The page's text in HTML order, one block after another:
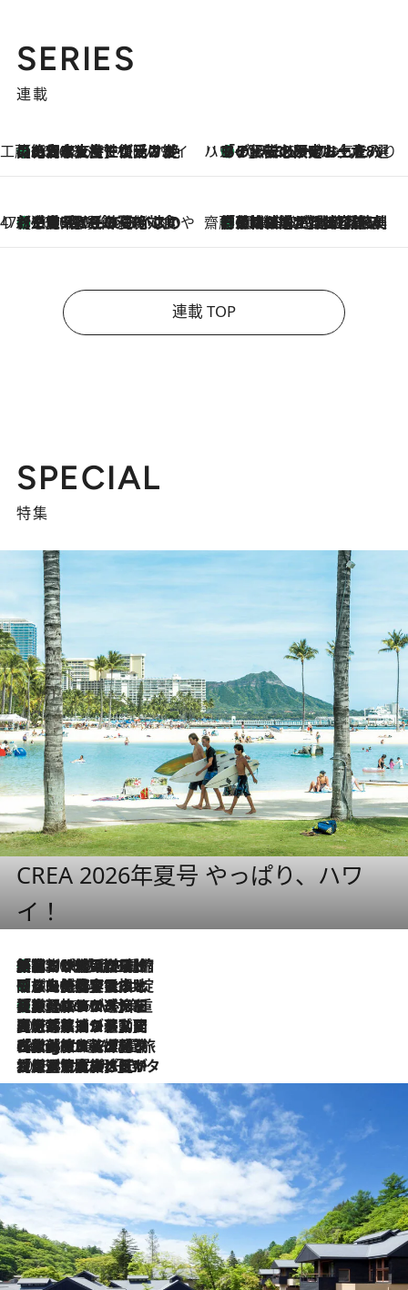
SERIES
連載
工藤まやのおもてなしハワイ
2026.8.6
【ハワイ土産】ローカルの絶大な支持で復活！ 絶品の幻クッキー《元ファンの日本人女性が受け継いだ名店》 ハワイ賢者 リサのお気に入りリスト2026.8.6
あの伝説の限定トートも！ リニューアルした「ディーン＆デルーカ ハワイ」で必須のお土産8選
47都道府県の手みやげ ひんやりスイーツで夏を満喫
2026.8.6
【三重県】この夏絶対食べたい 冷やしておいしいおやつ3選 お餅×アイスの新感覚スイーツ 齋藤 薫 美容脳ルネサンス
2026.8.6
「荷物が増えるほど旅ストレスは増す」美容ジャーナリストがたどり着いた最終結論。“化粧品を劇的に減らす”感動の凝縮美容とは
連載 TOP
SPECIAL
特集
CREA 2026年夏号 やっぱり、ハワ
イ！
2026.8.6
「荷物が増えるほど旅ストレスは増す」美容ジャーナリストがたどり着いた最終結論。“化粧品を劇的に減らす”感動の凝縮美容とは
2026.8.6
「旅先には金髪ウィッグを持参」日本と同じメイクでは損してる!? 美容ジャーナリストが提案する“掟破りの旅美容”とは
2026.8.6
【厳選旅コスメ】「身軽さ＆UV対策重視！」ヘアアーティストshucoが選んだ夏旅ベストコスメを発表【Mサイズジップ】
2026.8.5
【厳選旅コスメ】国内をあちこち移動する河井菜摘が選んだ夏旅ベストコスメ発表！「リラックスアイテムはマスト」【Mサイズジップ】
2026.8.4
【厳選旅コスメ】「紫外線＆乾燥対策しながらメイク感も！」ヘア＆メイクGeorgeが選んだ夏旅ベストコスメを発表！【Mサイズジップ】
2026.8.3
【厳選旅コスメ】「保湿もタイパ重視！」“サウナ好き”タレント清水みさとが愛用する夏旅ベストコスメを発表！【Mサイズジップ】